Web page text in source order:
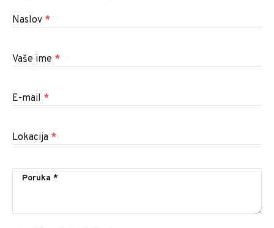
Naslov *
Vaše ime *
E-mail *
Lokacija *